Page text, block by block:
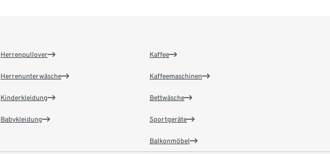
Herrenpullover
Herrenunterwäsche
Kinderkleidung
Babykleidung
Kaffee
Kaffeemaschinen
Bettwäsche
Sportgeräte
Balkonmöbel